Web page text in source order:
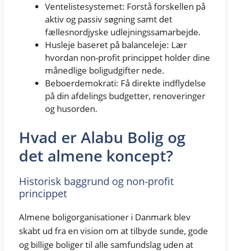
Ventelistesystemet: Forstå forskellen på
aktiv og passiv søgning samt det
fællesnordjyske udlejningssamarbejde.
Husleje baseret på balanceleje: Lær
hvordan non-profit princippet holder dine
månedlige boligudgifter nede.
Beboerdemokrati: Få direkte indflydelse
på din afdelings budgetter, renoveringer
og husorden.
Hvad er Alabu Bolig og
det almene koncept?
Historisk baggrund og non-profit
princippet
Almene boligorganisationer i Danmark blev
skabt ud fra en vision om at tilbyde sunde, gode
og billige boliger til alle samfundslag uden at